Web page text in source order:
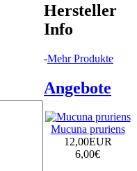
Hersteller
Info
-Mehr Produkte
Angebote
Mucuna pruriens
12,00EUR
6,00€